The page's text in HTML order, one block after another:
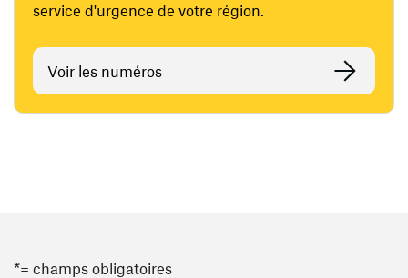
service d'urgence de votre région.
Voir les numéros
*= champs obligatoires